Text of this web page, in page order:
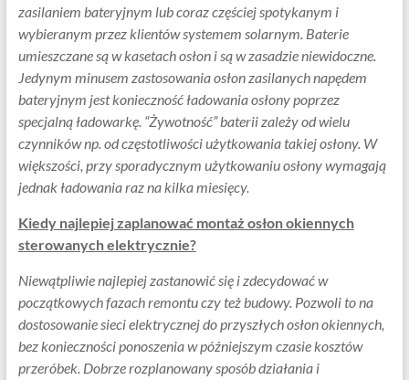
zasilaniem bateryjnym lub coraz częściej spotykanym i
wybieranym przez klientów systemem solarnym. Baterie
umieszczane są w kasetach osłon i są w zasadzie niewidoczne.
Jedynym minusem zastosowania osłon zasilanych napędem
bateryjnym jest konieczność ładowania osłony poprzez
specjalną ładowarkę. “Żywotność” baterii zależy od wielu
czynników np. od częstotliwości użytkowania takiej osłony. W
większości, przy sporadycznym użytkowaniu osłony wymagają
jednak ładowania raz na kilka miesięcy.
Kiedy najlepiej zaplanować montaż osłon okiennych
sterowanych elektrycznie?
Niewątpliwie najlepiej zastanowić się i zdecydować w
początkowych fazach remontu czy też budowy. Pozwoli to na
dostosowanie sieci elektrycznej do przyszłych osłon okiennych,
bez konieczności ponoszenia w późniejszym czasie kosztów
przeróbek. Dobrze rozplanowany sposób działania i